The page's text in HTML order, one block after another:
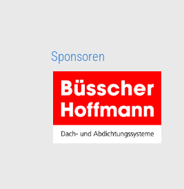
Sponsoren